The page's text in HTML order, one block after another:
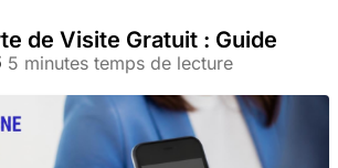
de Visite Gratuit : Guide
5 minutes temps de lecture